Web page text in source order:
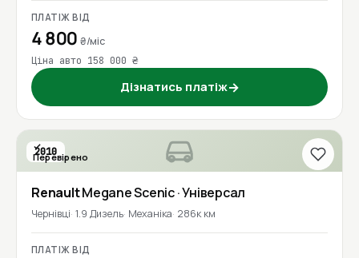
ПЛАТІЖ ВІД
4 800₴/міс
Ціна авто 158 000 ₴
Дізнатись платіж→
2010
Перевірено
RenaultMegane Scenic· Універсал
Чернівці 1.9 Дизель Механіка 286к км
ПЛАТІЖ ВІД